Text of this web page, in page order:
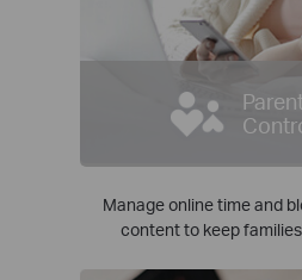
Manage online time and
content to keep